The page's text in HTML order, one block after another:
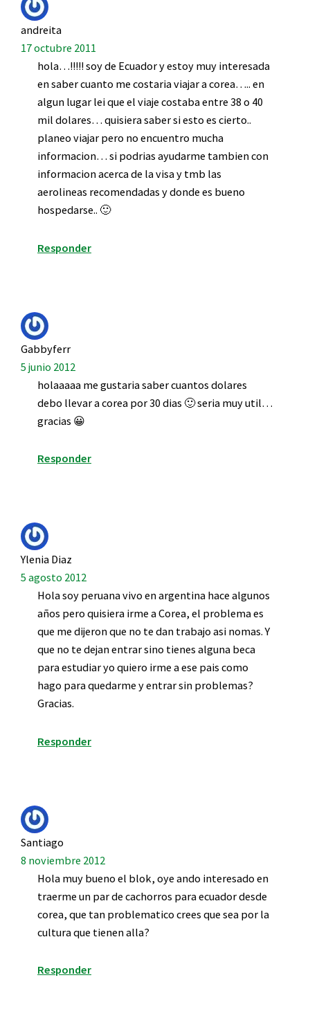
andreita
17 octubre 2011
hola…!!!!! soy de Ecuador y estoy muy interesada
en saber cuanto me costaria viajar a corea….. en
algun lugar lei que el viaje costaba entre 38 o 40
mil dolares… quisiera saber si esto es cierto..
planeo viajar pero no encuentro mucha
informacion… si podrias ayudarme tambien con
informacion acerca de la visa y tmb las
aerolineas recomendadas y donde es bueno
hospedarse.. 🙂
Responder
Gabbyferr
5 junio 2012
holaaaaa me gustaria saber cuantos dolares
debo llevar a corea por 30 dias 🙂 seria muy util…
gracias 😀
Responder
Ylenia Diaz
5 agosto 2012
Hola soy peruana vivo en argentina hace algunos
años pero quisiera irme a Corea, el problema es
que me dijeron que no te dan trabajo asi nomas. Y
que no te dejan entrar sino tienes alguna beca
para estudiar yo quiero irme a ese pais como
hago para quedarme y entrar sin problemas?
Gracias.
Responder
Santiago
8 noviembre 2012
Hola muy bueno el blok, oye ando interesado en
traerme un par de cachorros para ecuador desde
corea, que tan problematico crees que sea por la
cultura que tienen alla?
Responder